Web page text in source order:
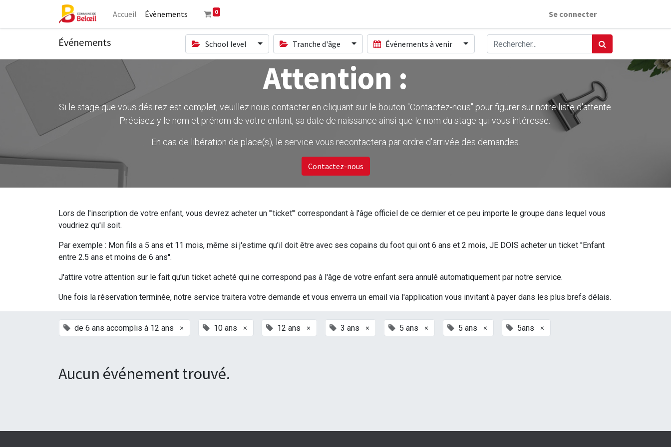
Accueil Évènements 0 Se connecter
Événements School level Tranche d'âge Événements à venir
Attention :
Si le stage que vous désirez est complet, veuillez nous contacter en cliquant sur le bouton ''Contactez-nous" pour figurer sur notre liste d'attente.
Précisez-y le nom et prénom de votre enfant, sa date de naissance ainsi que le nom du stage qui vous intéresse.
En cas de libération de place(s), le service vous recontactera par ordre d'arrivée des demandes.
Contactez-nous
Lors de l'inscription de votre enfant, vous devrez acheter un '''ticket''' correspondant à l'âge officiel de ce dernier et ce peu importe le groupe dans lequel vous
voudriez qu'il soit.
Par exemple : Mon fils a 5 ans et 11 mois, même si j'estime qu'il doit être avec ses copains du foot qui ont 6 ans et 2 mois, JE DOIS acheter un ticket ''Enfant
entre 2.5 ans et moins de 6 ans''.
J'attire votre attention sur le fait qu'un ticket acheté qui ne correspond pas à l'âge de votre enfant sera annulé automatiquement par notre service.
Une fois la réservation terminée, notre service traitera votre demande et vous enverra un email via l'application vous invitant à payer dans les plus brefs délais.
de 6 ans accomplis à 12 ans × 10 ans × 12 ans × 3 ans × 5 ans × 5 ans × 5ans ×
Aucun événement trouvé.